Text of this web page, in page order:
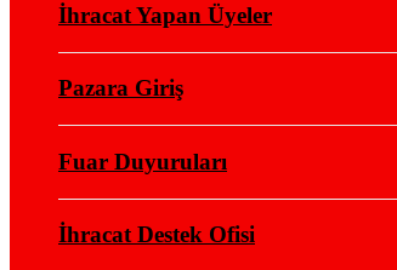
İhracat Yapan Üyeler
Pazara Giriş
Fuar Duyuruları
İhracat Destek Ofisi